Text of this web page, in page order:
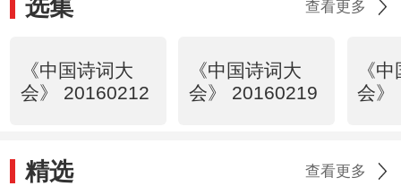
选集 查看更多
《中国诗词大
会》 20160212
《中国诗词大
会》 20160219
《
会》
精选 查看更多